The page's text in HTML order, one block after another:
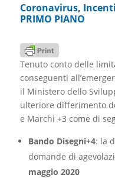
Coronavirus,
PRIMO PIANO
Tenuto conto delle
conseguenti
il Ministero dello
ulteriore differimento
e Marchi +3 come di
Bando Disegni+4: la
domande di
maggio 2020